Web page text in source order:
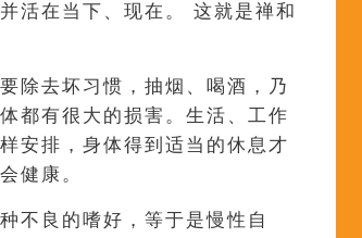
活在当下、现在。 这就是禅和
除去坏习惯，抽烟、喝酒，乃
都有很大的损害。生活、工作
安排，身体得到适当的休息才
健康。
不良的嗜好，等于是慢性自